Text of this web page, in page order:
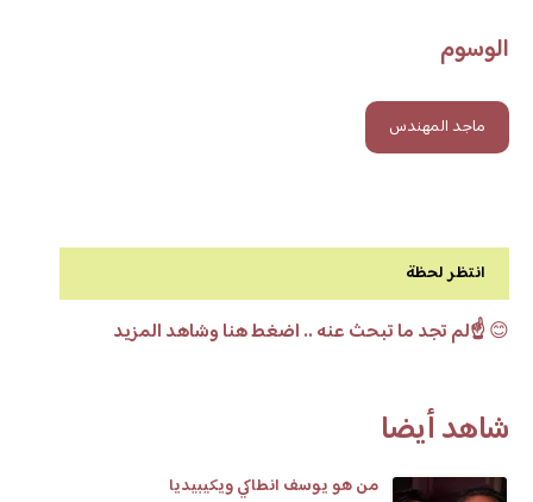
الوسوم
ماجد المهندس
انتظر لحظة
😊☝️لم تجد ما تبحث عنه .. اضغط هنا وشاهد المزيد
شاهد أيضا
من هو يوسف انطاكي ويكيبيديا